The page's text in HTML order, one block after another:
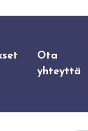
Ota
yhteyttä